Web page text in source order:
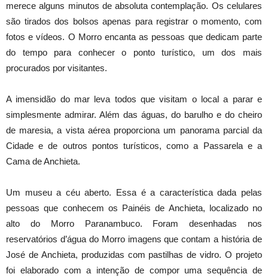
merece alguns minutos de absoluta contemplação. Os celulares
são tirados dos bolsos apenas para registrar o momento, com
fotos e vídeos. O Morro encanta as pessoas que dedicam parte
do tempo para conhecer o ponto turístico, um dos mais
procurados por visitantes.
A imensidão do mar leva todos que visitam o local a parar e
simplesmente admirar. Além das águas, do barulho e do cheiro
de maresia, a vista aérea proporciona um panorama parcial da
Cidade e de outros pontos turísticos, como a Passarela e a
Cama de Anchieta.
Um museu a céu aberto. Essa é a característica dada pelas
pessoas que conhecem os Painéis de Anchieta, localizado no
alto do Morro Paranambuco. Foram desenhadas nos
reservatórios d’água do Morro imagens que contam a história de
José de Anchieta, produzidas com pastilhas de vidro. O projeto
foi elaborado com a intenção de compor uma sequência de